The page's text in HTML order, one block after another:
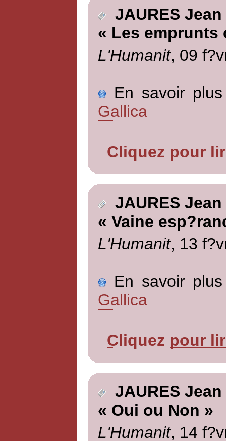
JAURES Jean
« Les emprunts
L'Humanit, 09
En savoir
Gallica
Cliquez pour
JAURES Jean
« Vaine
L'Humanit, 13
En savoir
Gallica
Cliquez pour
JAURES Jean
« Oui ou Non »
L'Humanit, 14